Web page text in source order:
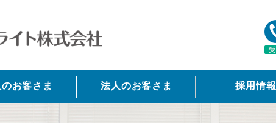
タイトルサンプル
お客さま 法人のお客さま 採用情報